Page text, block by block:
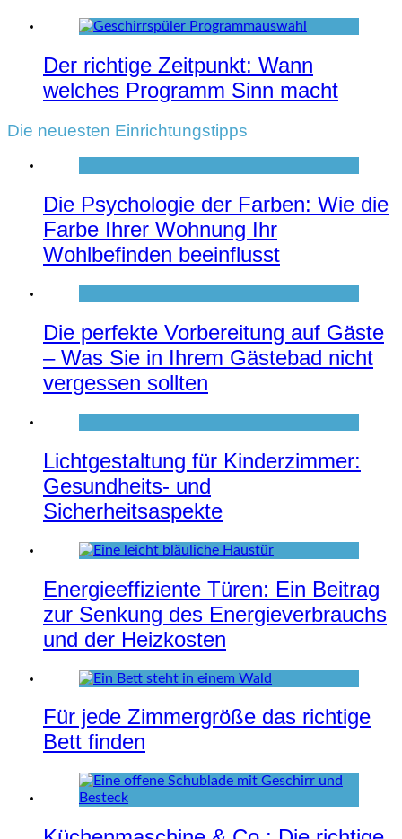
Der richtige Zeitpunkt: Wann
welches Programm Sinn macht
Die neuesten Einrichtungstipps
Die Psychologie der Farben: Wie die
Farbe Ihrer Wohnung Ihr
Wohlbefinden beeinflusst
Die perfekte Vorbereitung auf Gäste
– Was Sie in Ihrem Gästebad nicht
vergessen sollten
Lichtgestaltung für Kinderzimmer:
Gesundheits- und
Sicherheitsaspekte
Energieeffiziente Türen: Ein Beitrag
zur Senkung des Energieverbrauchs
und der Heizkosten
Für jede Zimmergröße das richtige
Bett finden